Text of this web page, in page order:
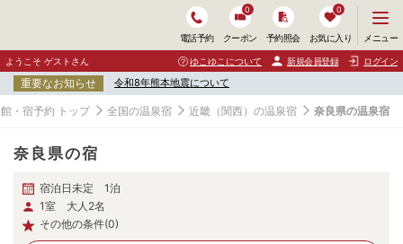
電話予約 クーポン
0
予約照会 お気に入り
0
ニ
ュ
ー
開
く
メニュー
ようこそ ゲストさん ゆこゆこについて 新規会員登録 ログイン
重要なお知らせ 令和8年熊本地震について
・宿予約 トップ 全国の温泉宿 近畿（関西）の温泉宿 奈良県の温泉宿
奈良県の宿
宿泊日未定 1泊
1室 大人2名
その他の条件(0)